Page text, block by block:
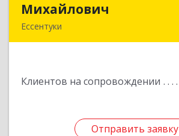
Михайлович
Ессентуки
Клиентов на сопровождении
Отправить заявку
Отправить заявку